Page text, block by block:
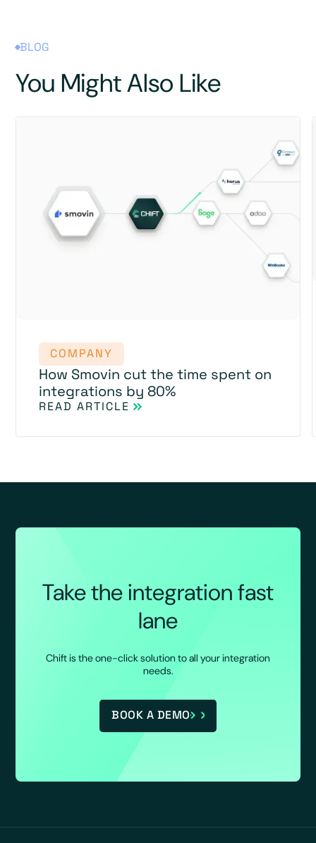
BLOG
You Might Also Like
COMPANY
How Smovin cut the time spent on
integrations by 80%
READ ARTICLE
Take the integration fast
lane
Chift is the one-click solution to all your integration
needs.
BOOK A DEMO